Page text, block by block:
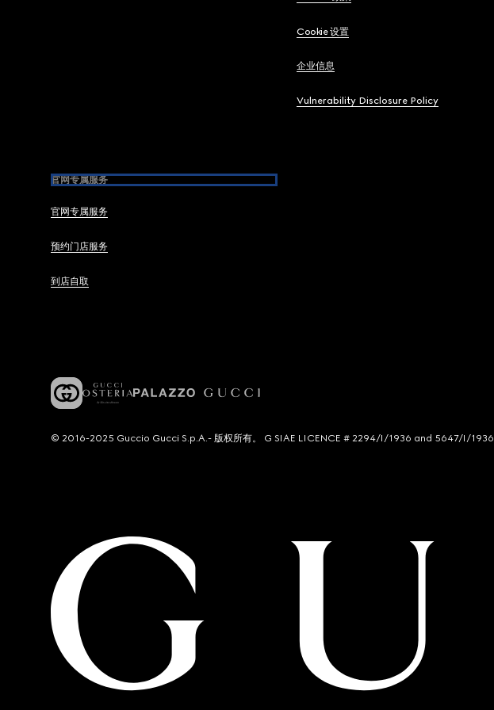
Cookie 设置
企业信息
Vulnerability Disclosure Policy
官网专属服务
官网专属服务
预约门店服务
到店自取
© 2016-2025 Guccio Gucci S.p.A.- 版权所有。 G SIAE LICENCE # 2294/I/1936 and 5647/I/1936